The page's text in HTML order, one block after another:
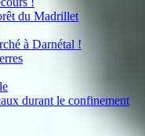
du Madrillet
à Darnétal !
durant le confinement